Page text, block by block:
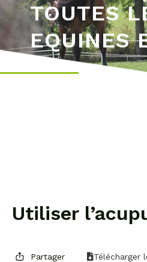
TOUTES
EQUINES
Utiliser
Partager Télécharger